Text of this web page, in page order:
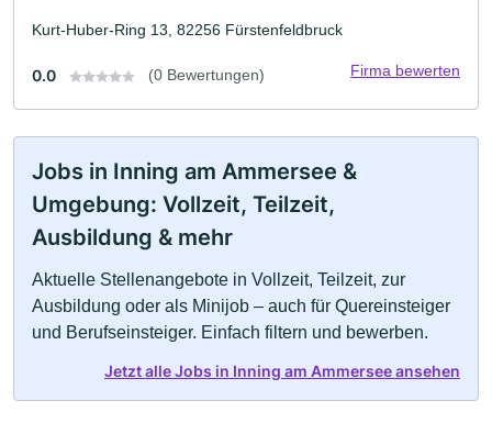
Kurt-Huber-Ring 13, 82256 Fürstenfeldbruck
0.0 (0 Bewertungen) Firma bewerten
Jobs in Inning am Ammersee &
Umgebung: Vollzeit, Teilzeit,
Ausbildung & mehr
Aktuelle Stellenangebote in Vollzeit, Teilzeit, zur
Ausbildung oder als Minijob – auch für Quereinsteiger
und Berufseinsteiger. Einfach filtern und bewerben.
Jetzt alle Jobs in Inning am Ammersee ansehen